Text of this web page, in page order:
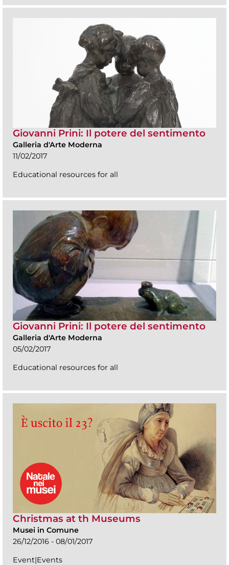
Giovanni Prini: Il potere del sentimento
Galleria d'Arte Moderna
11/02/2017
Educational resources for all
Giovanni Prini: Il potere del sentimento
Galleria d'Arte Moderna
05/02/2017
Educational resources for all
Christmas at th Museums
Musei in Comune
26/12/2016 - 08/01/2017
Event|Events